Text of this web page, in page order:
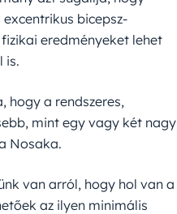
bicepsz-
eredményeket lehet
is.
hogy a rendszeres,
mint egy vagy két nagy
Nosaka.
van arról, hogy hol van a
az ilyen minimális